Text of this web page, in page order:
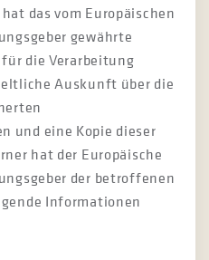
das vom Europäischen
gewährte
die Verarbeitung
Auskunft über die
und eine Kopie dieser
hat der Europäische
der betroffenen
Informationen